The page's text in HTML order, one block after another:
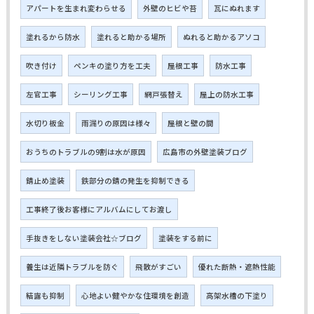
アパートを生まれ変わらせる 外壁のヒビや苔 瓦にぬれます
塗れるから防水 塗れると助かる場所 ぬれると助かるアソコ
吹き付け ペンキの塗り方を工夫 屋根工事 防水工事
左官工事 シーリング工事 網戸張替え 屋上の防水工事
水切り板金 雨漏りの原因は様々 屋根と壁の間
おうちのトラブルの9割は水が原因 広島市の外壁塗装ブログ
錆止め塗装 鉄部分の錆の発生を抑制できる
工事終了後お客様にアルバムにしてお渡し
手抜きをしない塗装会社☆ブログ 塗装をする前に
養生は近隣トラブルを防ぐ 飛散がすごい 優れた断熱・遮熱性能
結露も抑制 心地よい健やかな住環境を創造 高架水槽の下塗り